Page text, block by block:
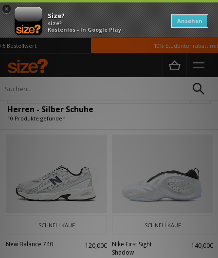
×
Size?
size?
Kostenlos - In Google Play
Ansehen
10% Studentenrabatt mit
Home Herren
Herren - Silber Schuhe
10 Produkte gefunden
SCHNELLKAUF
New Balance 740 120,00€
SCHNELLKAUF
Nike First Sight
Shadow
140,00€